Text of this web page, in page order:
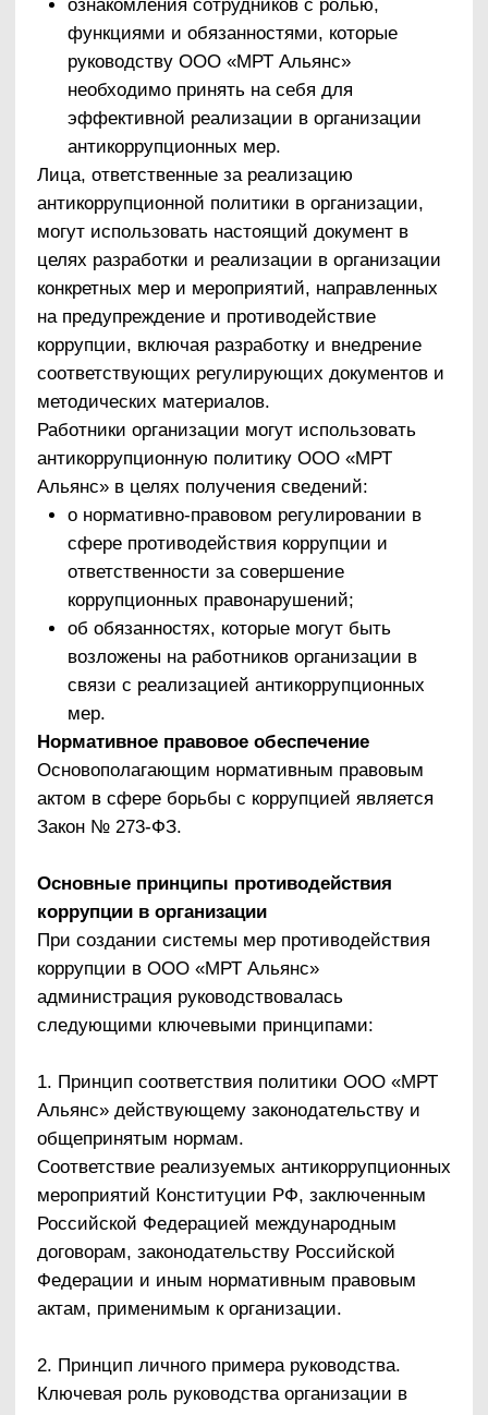
7. Принцип открытости.
общественности о принятых в ООО «МРТ
Альянс» антикоррупционных стандартах.
8. Принцип постоянного контроля и регулярного
мониторинга.
Регулярный мониторинг эффективности
процедур, а также контроля их исполнения.
Альянс»
1. Общие подходы к разработке и
Антикоррупционная политика ООО «МРТ
Альянс» (далее – политика) представляет
собой комплекс взаимосвязанных принципов,
процедур и конкретных мероприятий,
направленных на профилактику и пресечение
коррупционных правонарушений в
Антикоррупционная политика ООО «МРТ
Альянс» обязательна для исполнения всеми
В реализации антикоррупционной политики
следует выделить следующие этапы:
участие в разработке проекта
информирование работников о принятой в
организации антикоррупционной политике;
антикоррупционных мер;
анализ применения антикоррупционной
политики и при необходимости ее
область применения политики и круг лиц,
попадающих под ее действие;
предупреждением и противодействием
коррупции.
1.1. Участие в разработке проекта
антикоррупционной политики.
активно привлекался широкий круг работников
ООО «МРТ Альянс». Для этого обеспечивалось
проводились очные обсуждения и
консультации.
1.2. Информирование работников о
принятой в организации антикоррупционной
политике.
организации доводится до сведения всех
работников организации. Организуется
ознакомление с политикой работников,
принимаемых на работу в организацию, под
подпись. Обеспечивается возможность
ООО «МРТ Альянс» размещена на сайте
организации.